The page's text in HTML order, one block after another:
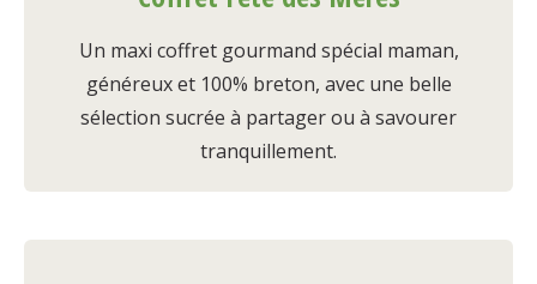
Un maxi coffret gourmand spécial maman,
généreux et 100% breton, avec une belle
sélection sucrée à partager ou à savourer
tranquillement.